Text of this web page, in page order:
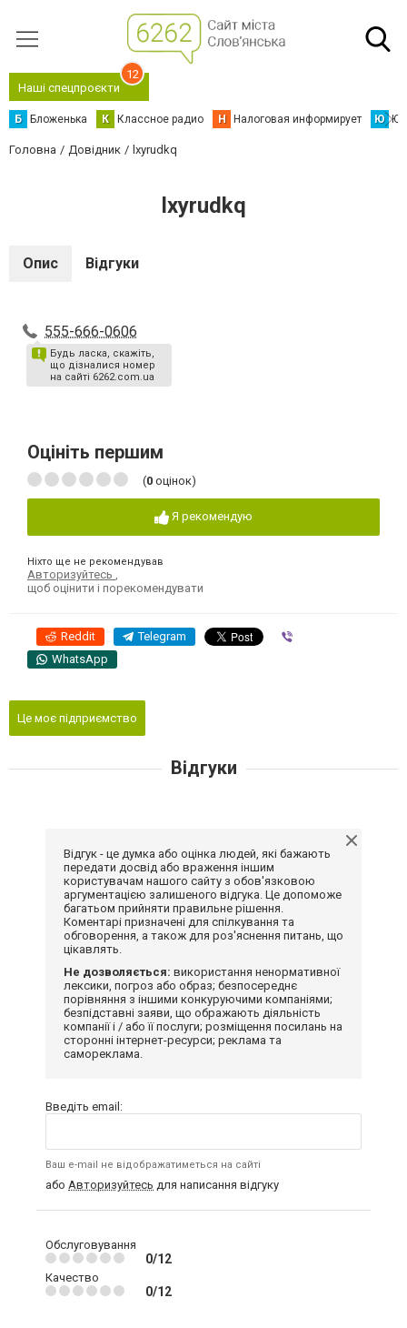
Наші спецпроєкти
12
Б Бложенька К Классное радио Н Налоговая информирует Ю
Головна Довідник lxyrudkq
lxyrudkq
Опис Відгуки
555-666-0606
Будь ласка, скажіть,
що дізналися номер
на сайті 6262.com.ua
Оцініть першим
(0 оцінок)
Я рекомендую
Ніхто ще не рекомендував
Авторизуйтесь
щоб оцінити і порекомендувати
Reddit Telegram
WhatsApp
Це моє підприємство
Відгуки
Відгук - це думка або оцінка людей, які бажають
передати досвід або враження іншим
користувачам нашого сайту з обов'язковою
аргументацією залишеного відгука. Це допоможе
багатьом прийняти правильне рішення.
Коментарі призначені для спілкування та
обговорення, а також для роз'яснення питань, що
цікавлять.
Не дозволяється: використання ненормативної
лексики, погроз або образ; безпосереднє
порівняння з іншими конкуруючими компаніями;
безпідставні заяви, що ображають діяльність
компанії і / або її послуги; розміщення посилань на
сторонні інтернет-ресурси; реклама та
самореклама.
Введіть email:
Ваш e-mail не відображатиметься на сайті
або Авторизуйтесь для написання відгуку
Обслуговування
0/12
Качество
0/12